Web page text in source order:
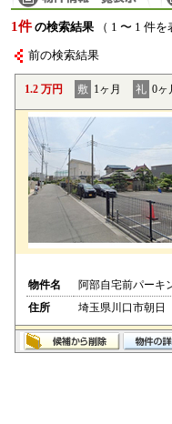
1件 の検索結果 （ 1 〜 1 件を
前の検索結果
1.2 万円 敷 1ヶ月 礼 0ヶ
物件名
阿部自宅前パーキ
住所
埼玉県川口市朝日